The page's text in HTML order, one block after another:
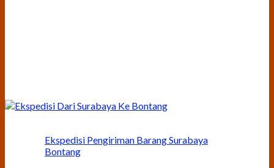
Ekspedisi Pengiriman Barang Surabaya
Bontang